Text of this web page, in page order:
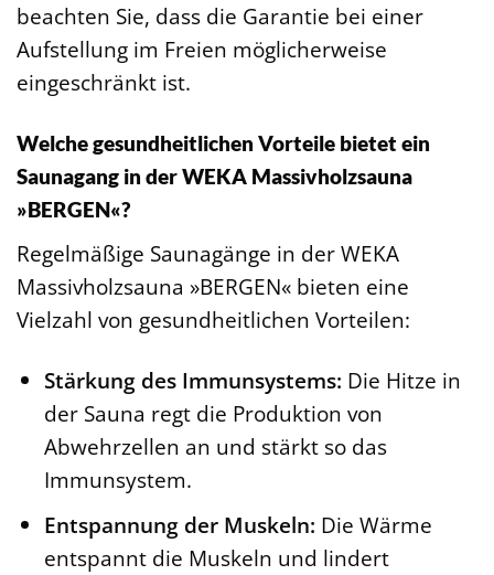
beachten Sie, dass die Garantie bei einer
Aufstellung im Freien möglicherweise
eingeschränkt ist.
Welche gesundheitlichen Vorteile bietet ein
Saunagang in der WEKA Massivholzsauna
»BERGEN«?
Regelmäßige Saunagänge in der WEKA
Massivholzsauna »BERGEN« bieten eine
Vielzahl von gesundheitlichen Vorteilen:
Stärkung des Immunsystems: Die Hitze in
der Sauna regt die Produktion von
Abwehrzellen an und stärkt so das
Immunsystem.
Entspannung der Muskeln: Die Wärme
entspannt die Muskeln und lindert